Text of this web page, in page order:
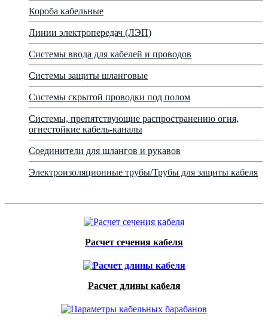
Короба кабельные
Линии электропередач (ЛЭП)
Системы ввода для кабелей и проводов
Системы защиты шланговые
Системы скрытой проводки под полом
Системы, препятствующие распространению огня,
огнестойкие кабель-каналы
Соединители для шлангов и рукавов
Электроизоляционные трубы/Трубы для защиты кабеля
Расчет сечения кабеля
Расчет длины кабеля